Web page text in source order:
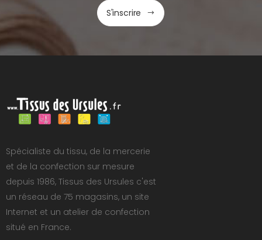
S'inscrire
Spécialiste du tissu, de la mercerie
et de la confection sur mesure
depuis 1986, Tissus des Ursules c'est
un réseau de 75 magasins, un site
Internet et un atelier de confection
situé en France.